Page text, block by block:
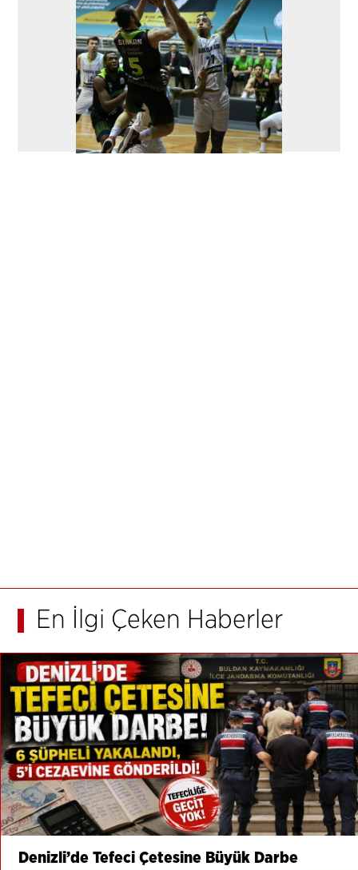
En İlgi Çeken Haberler
Denizli’de Tefeci Çetesine Büyük Darbe